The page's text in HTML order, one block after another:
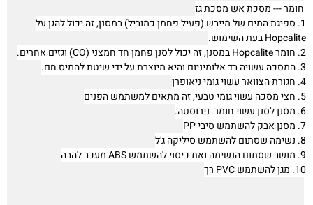
חומר --- מסכת אש מסכת גז
1. ספיגת המים של מייבש (פעיל פחמן כמוביל) במסנן, זה יכול להגן על
Hopcalite בעת השימוש.
2. חומר Hopcalite במסנן, זה יכול לסנן פחמן חד חמצני (CO) וגזים אחרים.
3. המסכה עשויה בד אלומיניום והיא מיוצרת על ידי שיטת להמיס חם.
4. חגורת הצוואר עשוי גומי ניאופרן
5. חצי מסכה עשוי גומי טבעי, זה מתאים למשתמש הפנים
6. מסנן לסנן עשוי חומר נירוסטה.
7. מסנן אבק להשתמש סיבי PP
8. נשימה שסתום להשתמש סיליקה ג'ל
9. מושב שסתום הנשימה ואת כיסוי להשתמש ABS מעכב להבה
10. מגן להשתמש PVC רך